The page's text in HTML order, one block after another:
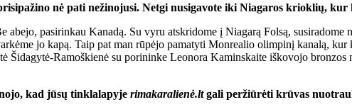
nė pati nežinojusi. Netgi nusigavote iki Niagaros krioklių, kur
pasirinkau Kanadą. Su vyru atskridome į Niagarą Folsą, susiradome
jo kapą. Taip pat man rūpėjo pamatyti Monrealio olimpinį kanalą, kur
Ramoškienė su porininke Leonora Kaminskaite iškovojo bronzos
kad jūsų tinklalapyje rimakaralienė.ltgali peržiūrėti krūvas